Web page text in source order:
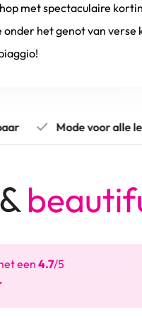
met spectaculaire
het genot van verse
Mode voor alle
een4.7/5